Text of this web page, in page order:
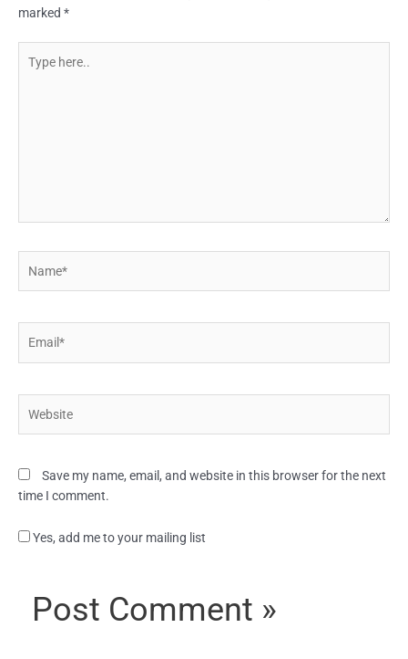
marked *
here..
Save my name, email, and website in this browser for the next
time I comment.
Yes, add me to your mailing list